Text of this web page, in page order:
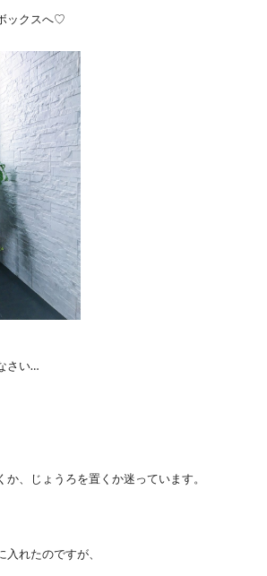
ックスへ♡
さい…
か、じょうろを置くか迷っています。
れたのですが、